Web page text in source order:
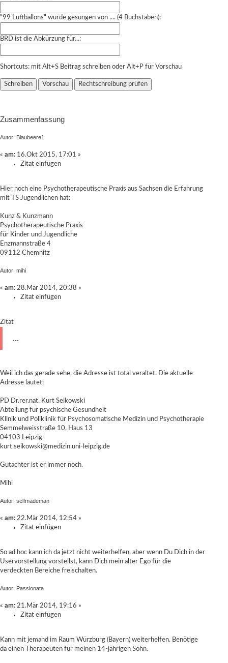
"99 Luftballons" wurde gesungen von .... (4 Buchstaben):
BRD ist die Abkürzung für...:
Shortcuts: mit Alt+S Beitrag schreiben oder Alt+P für Vorschau
Zusammenfassung
Autor: Blaubeere1
« am: 16.Okt 2015, 17:01 »
Zitat einfügen
Hier noch eine Psychotherapeutische Praxis aus Sachsen die Erfahrung
mit TS Jugendlichen hat:
Kunz & Kunzmann
Psychotherapeutische Praxis
für Kinder und Jugendliche
Enzmannstraße 4
09112 Chemnitz
Autor: mihi
« am: 28.Mär 2014, 20:38 »
Zitat einfügen
Zitat
...
Weil ich das gerade sehe, die Adresse ist total veraltet. Die aktuelle
Adresse lautet:
PD Dr.rer.nat. Kurt Seikowski
Abteilung für psychische Gesundheit
Klinik und Poliklinik für Psychosomatische Medizin und Psychotherapie
Semmelweisstraße 10, Haus 13
04103 Leipzig
kurt.seikowski@medizin.uni-leipzig.de
Gutachter ist er immer noch.
Mihi
Autor: selfmademan
« am: 22.Mär 2014, 12:54 »
Zitat einfügen
So ad hoc kann ich da jetzt nicht weiterhelfen, aber wenn Du Dich in der
Uservorstellung vorstellst, kann Dich mein alter Ego für die
verdeckten Bereiche freischalten.
Autor: Passionata
« am: 21.Mär 2014, 19:16 »
Zitat einfügen
Kann mit jemand im Raum Würzburg (Bayern) weiterhelfen. Benötige
da einen Therapeuten für meinen 14-jährigen Sohn.